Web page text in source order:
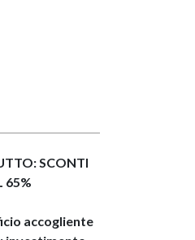
SCONTI
65%
accogliente